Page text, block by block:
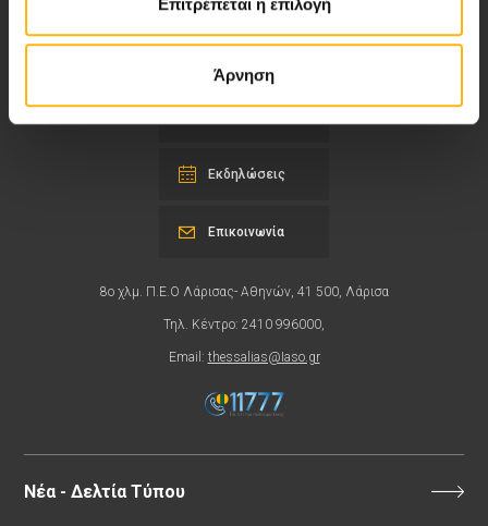
Άρνηση
Εκδηλώσεις
8ο χλμ. Π.Ε.Ο Λάρισας- Αθηνών, 41 500, Λάρισα
Τηλ. Κέντρο: 2410 996000,
Email: thessalias@Iaso.gr
Επικοινωνία
Νέα - Δελτία Τύπου